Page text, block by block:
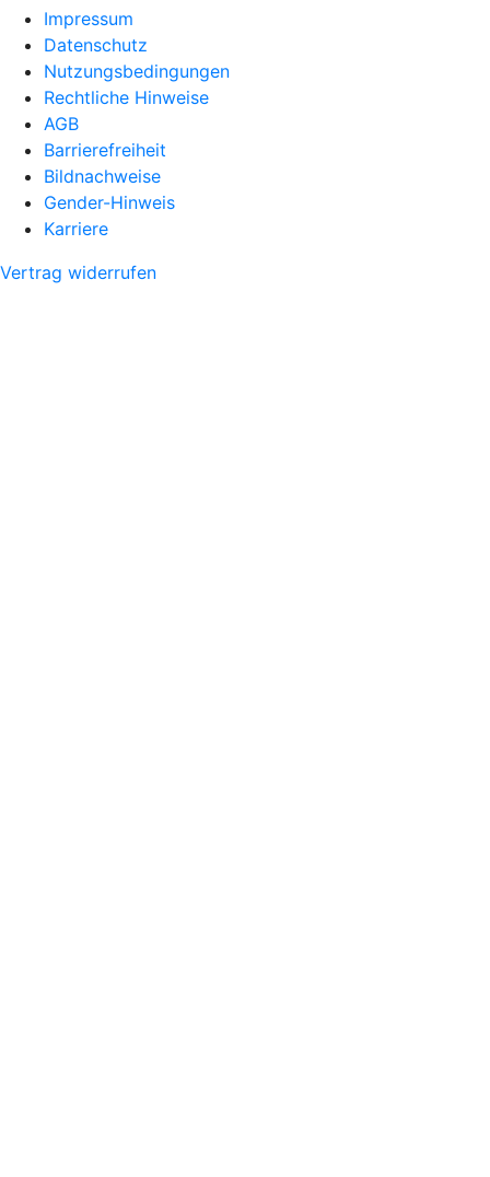
Impressum
Datenschutz
Nutzungsbedingungen
Rechtliche Hinweise
AGB
Barrierefreiheit
Bildnachweise
Gender-Hinweis
Karriere
Vertrag widerrufen